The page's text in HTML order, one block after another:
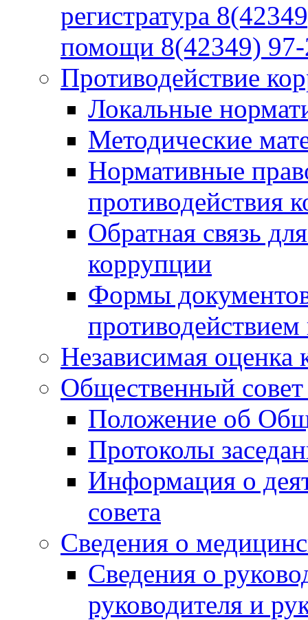
регистратура
помощи 8(42349)
Противодействие
Локальные
Методические
Нормативные
противодействия
Обратная связь
коррупции
Формы
Независимая оценка
Общественный
Положение об
Протоколы
Информация о
совета
Сведения о
Сведения о
руководителя и